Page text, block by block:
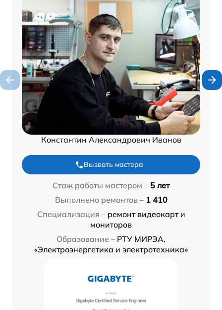
Константин Александрович Иванов
Вызвать мастера
Стаж работы мастером – 5 лет
Выполнено ремонтов – 1 410
Специализация – ремонт видеокарт и
мониторов
Образование – РТУ МИРЭА,
«Электроэнергетика и электротехника»